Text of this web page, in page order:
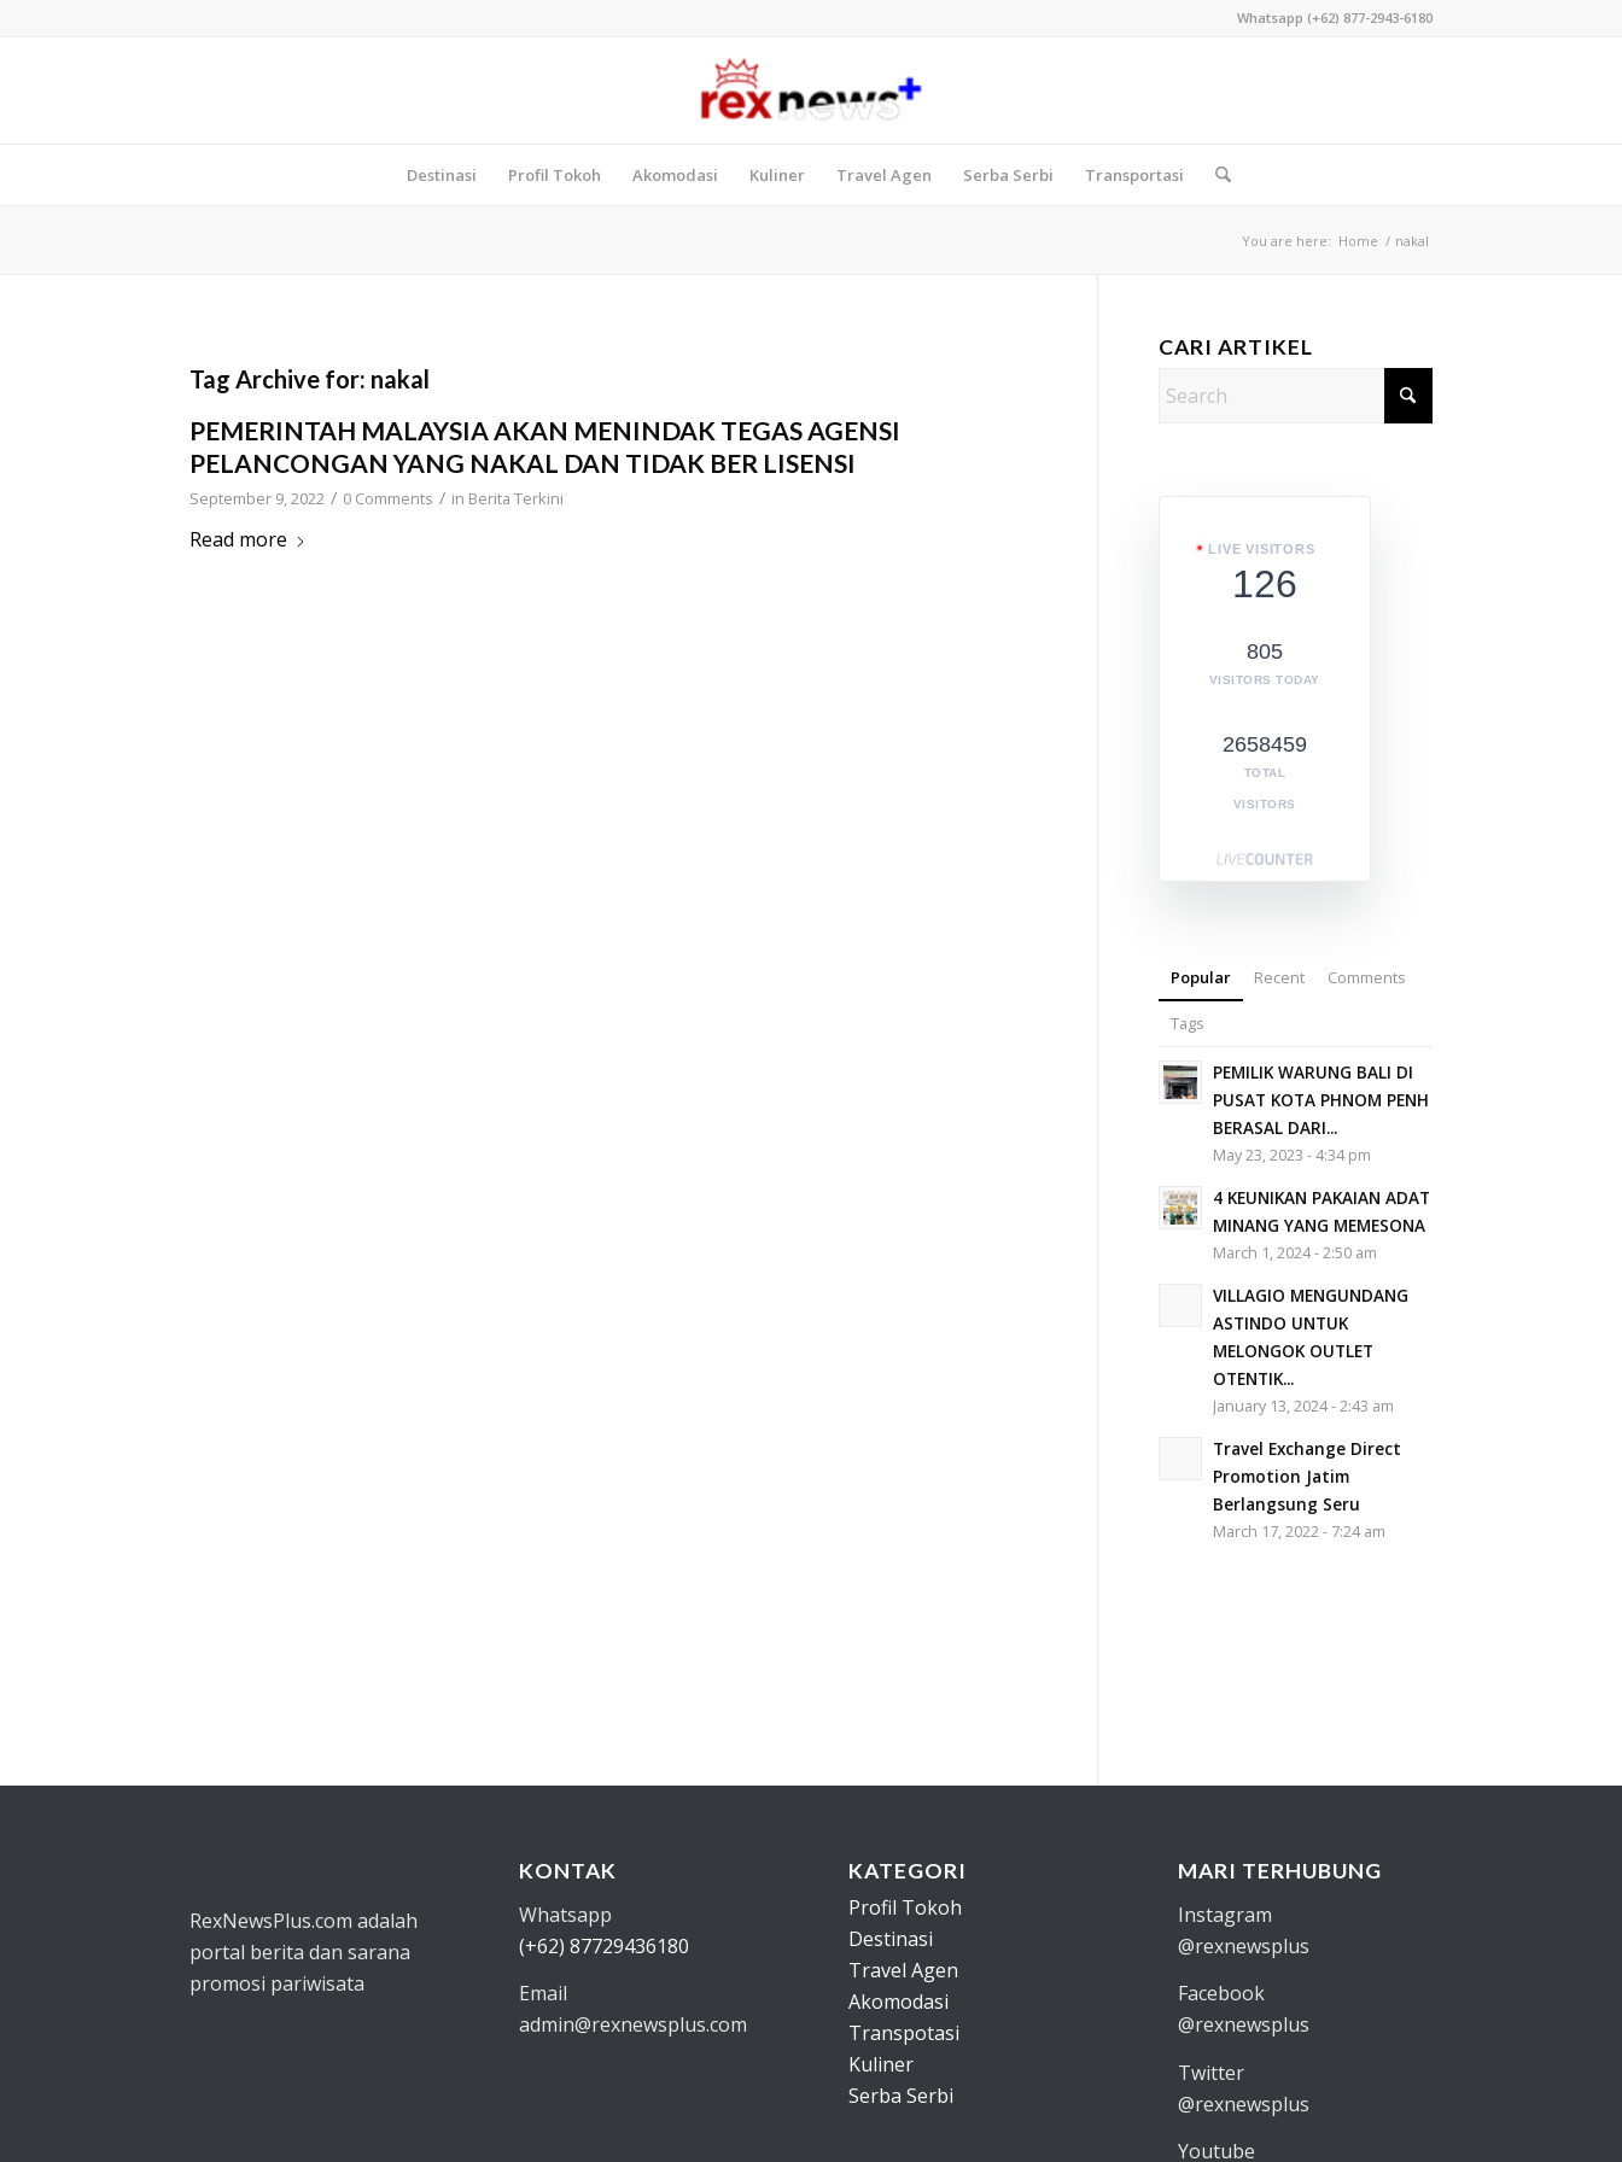
Whatsapp (+62) 877-2943-6180
Destinasi Profil Tokoh Akomodasi Kuliner Travel Agen Serba Serbi Transportasi
You are here: Home / nakal
Tag Archive for: nakal
PEMERINTAH MALAYSIA AKAN MENINDAK TEGAS AGENSI
PELANCONGAN YANG NAKAL DAN TIDAK BER LISENSI
September 9, 2022 / 0 Comments / in Berita Terkini
Read more
CARI ARTIKEL
LIVE VISITORS
126
805
VISITORS TODAY
2658459
TOTAL
VISITORS
Popular Recent Comments
Tags
PEMILIK WARUNG BALI DI
PUSAT KOTA PHNOM PENH
BERASAL DARI...
May 23, 2023 - 4:34 pm
4 KEUNIKAN PAKAIAN ADAT
MINANG YANG MEMESONA
March 1, 2024 - 2:50 am
VILLAGIO MENGUNDANG
ASTINDO UNTUK
MELONGOK OUTLET
OTENTIK...
January 13, 2024 - 2:43 am
Travel Exchange Direct
Promotion Jatim
Berlangsung Seru
March 17, 2022 - 7:24 am
RexNewsPlus.com adalah
portal berita dan sarana
promosi pariwisata
KONTAK
Whatsapp
(+62) 87729436180
Email
admin@rexnewsplus.com
KATEGORI
Profil Tokoh
Destinasi
Travel Agen
Akomodasi
Transpotasi
Kuliner
Serba Serbi
MARI TERHUBUNG
Instagram
@rexnewsplus
Facebook
@rexnewsplus
Twitter
@rexnewsplus
Youtube